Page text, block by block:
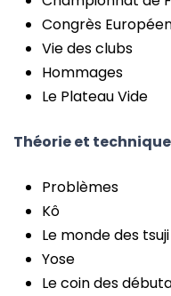
Congrès
Vie des clubs
Hommages
Le Plateau Vide
Théorie et technique
Problèmes
Kô
Le monde des tsuji
Yose
Le coin des